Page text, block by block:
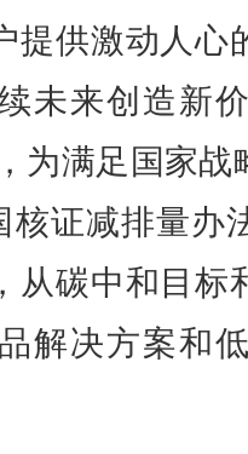
提供激动人心
未来创造新
为满足国家战
核证减排量办
从碳中和目标
解决方案和